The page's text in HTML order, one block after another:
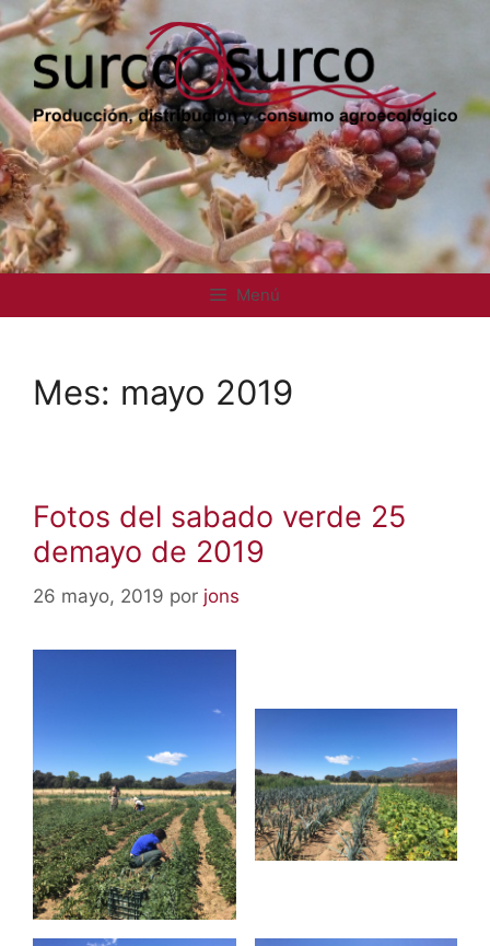
Saltar
al
contenido
Menú
Mes: mayo 2019
Fotos del sabado verde 25
demayo de 2019
26 mayo, 2019 por jons